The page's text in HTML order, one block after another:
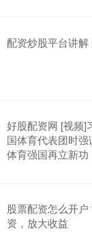
配资炒股平台讲
好股配资网 [视频]
国体育代表团时
体育强国再立新功
股票配资怎么开
资，放大收益